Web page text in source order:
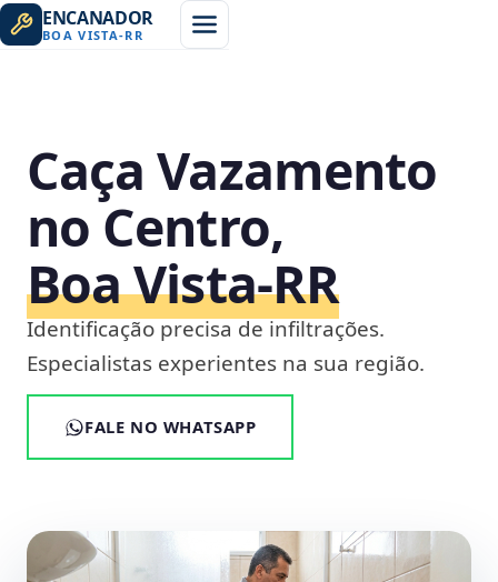
ENCANADOR
BOA VISTA-RR
Caça Vazamento
no Centro,
Boa Vista‑RR
Identificação precisa de infiltrações.
Especialistas experientes na sua região.
FALE NO WHATSAPP